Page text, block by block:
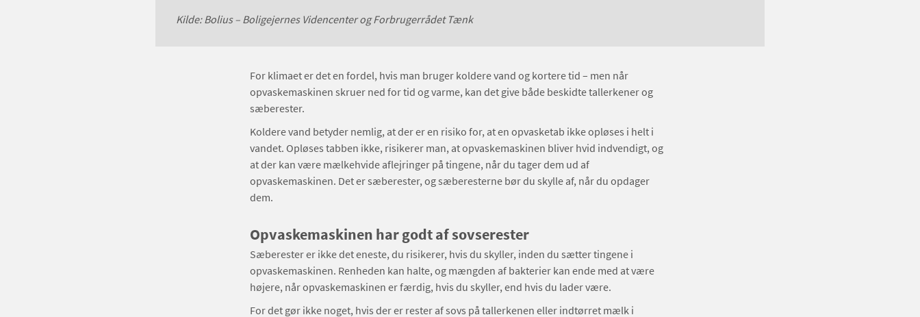
Kilde: Bolius – Boligejernes Videncenter og Forbrugerrådet Tænk
For klimaet er det en fordel, hvis man bruger koldere vand og kortere tid – men når
opvaskemaskinen skruer ned for tid og varme, kan det give både beskidte tallerkener og
sæberester.
Koldere vand betyder nemlig, at der er en risiko for, at en opvasketab ikke opløses i helt i
vandet. Opløses tabben ikke, risikerer man, at opvaskemaskinen bliver hvid indvendigt, og
at der kan være mælkehvide aflejringer på tingene, når du tager dem ud af
opvaskemaskinen. Det er sæberester, og sæberesterne bør du skylle af, når du opdager
dem.
Opvaskemaskinen har godt af sovserester
Sæberester er ikke det eneste, du risikerer, hvis du skyller, inden du sætter tingene i
opvaskemaskinen. Renheden kan halte, og mængden af bakterier kan ende med at være
højere, når opvaskemaskinen er færdig, hvis du skyller, end hvis du lader være.
For det gør ikke noget, hvis der er rester af sovs på tallerkenen eller indtørret mælk i